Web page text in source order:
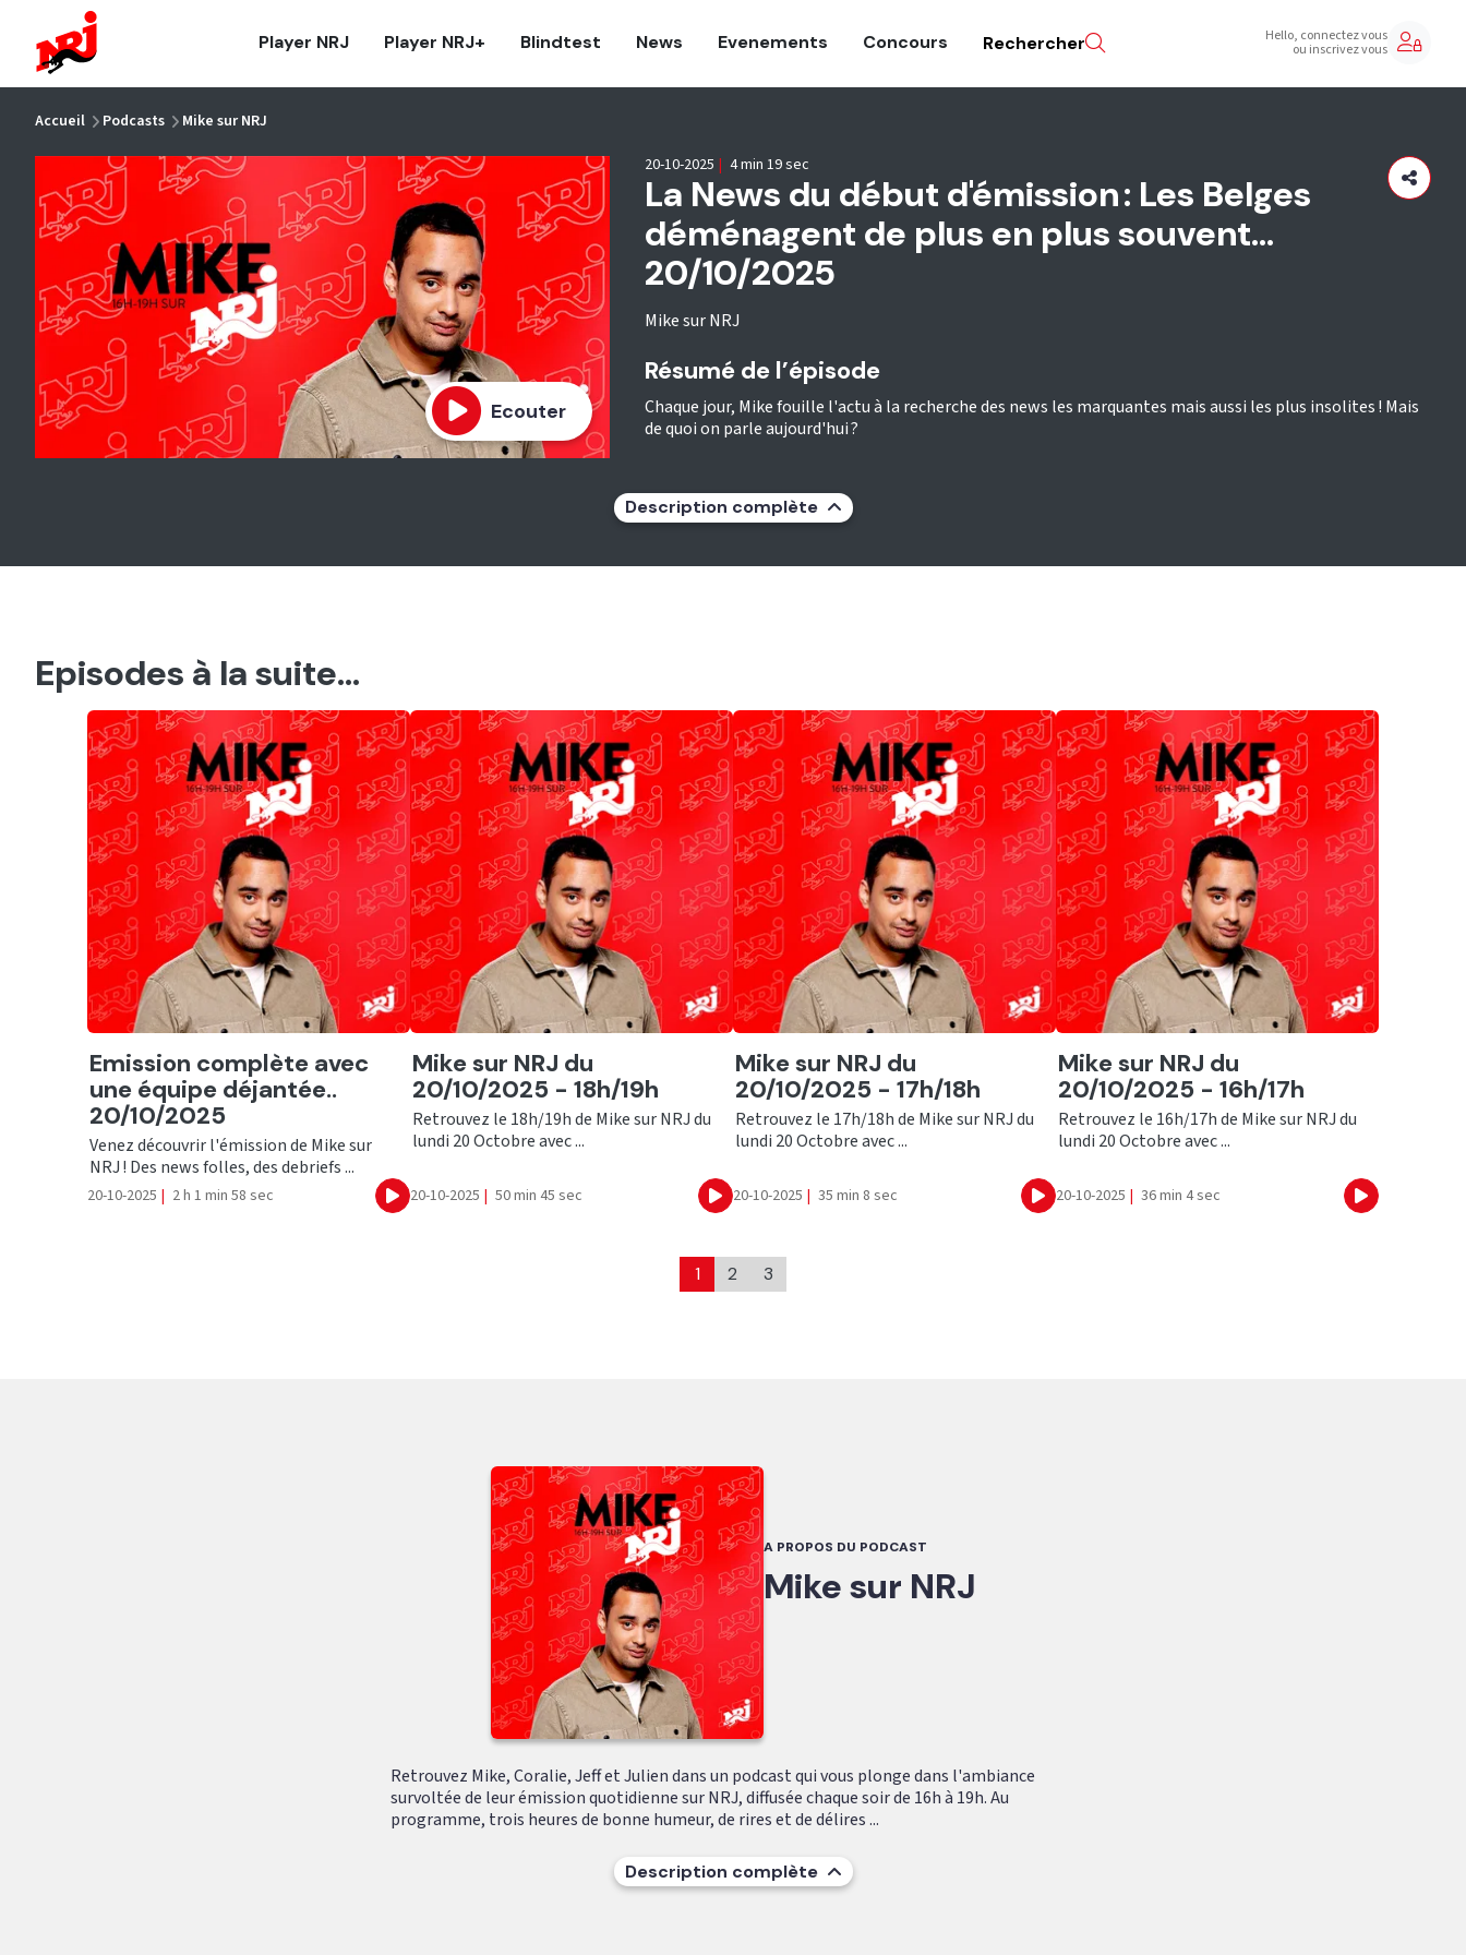
Player NRJ Player NRJ+ Blindtest News Evenements Concours Rechercher Hello, connectez vous
ou inscrivez vous
Accueil Podcasts Mike sur NRJ
Ecouter
La News du début d'émission : Les Belges
déménagent de plus en plus souvent...
20/10/2025
Mike sur NRJ
20-10-2025 | 4 min 19 sec
Résumé de l’épisode
Chaque jour, Mike fouille l'actu à la recherche des news les marquantes mais aussi les plus insolites ! Mais
de quoi on parle aujourd'hui ?
Description complète
Episodes à la suite...
Ecouter
Emission complète avec
une équipe déjantée..
20/10/2025
Venez découvrir l'émission de Mike sur
NRJ ! Des news folles, des debriefs ...
20-10-2025 | 2 h 1 min 58 sec Ecouter
Ecouter
Mike sur NRJ du
20/10/2025 - 18h/19h
Retrouvez le 18h/19h de Mike sur NRJ du
lundi 20 Octobre avec ...
20-10-2025 | 50 min 45 sec Ecouter
Ecouter
Mike sur NRJ du
20/10/2025 - 17h/18h
Retrouvez le 17h/18h de Mike sur NRJ du
lundi 20 Octobre avec ...
20-10-2025 | 35 min 8 sec Ecouter
Ecouter
Mike sur NRJ du
20/10/2025 - 16h/17h
Retrouvez le 16h/17h de Mike sur NRJ du
lundi 20 Octobre avec ...
20-10-2025 | 36 min 4 sec Ecouter
1 2 3
A PROPOS DU PODCAST
Mike sur NRJ
Retrouvez Mike, Coralie, Jeff et Julien dans un podcast qui vous plonge dans l'ambiance
survoltée de leur émission quotidienne sur NRJ, diffusée chaque soir de 16h à 19h. Au
programme, trois heures de bonne humeur, de rires et de délires ...
Description complète